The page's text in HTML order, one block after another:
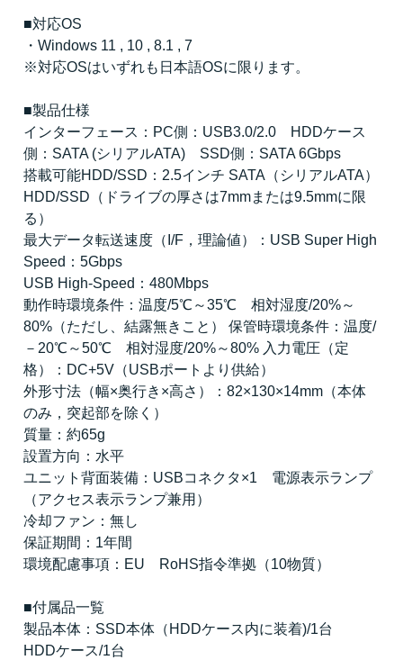
■対応OS
・Windows 11 , 10 , 8.1 , 7
※対応OSはいずれも日本語OSに限ります。
■製品仕様
インターフェース：PC側：USB3.0/2.0 HDDケース
側：SATA (シリアルATA) SSD側：SATA 6Gbps
搭載可能HDD/SSD：2.5インチ SATA（シリアルATA）
HDD/SSD（ドライブの厚さは7mmまたは9.5mmに限
る）
最大データ転送速度（I/F，理論値）：USB Super High
Speed：5Gbps
USB High-Speed：480Mbps
動作時環境条件：温度/5℃～35℃ 相対湿度/20%～
80%（ただし、結露無きこと） 保管時環境条件：温度/
－20℃～50℃ 相対湿度/20%～80% 入力電圧（定
格）：DC+5V（USBポートより供給）
外形寸法（幅×奥行き×高さ）：82×130×14mm（本体
のみ，突起部を除く）
質量：約65g
設置方向：水平
ユニット背面装備：USBコネクタ×1 電源表示ランプ
（アクセス表示ランプ兼用）
冷却ファン：無し
保証期間：1年間
環境配慮事項：EU RoHS指令準拠（10物質）
■付属品一覧
製品本体：SSD本体（HDDケース内に装着)/1台
HDDケース/1台